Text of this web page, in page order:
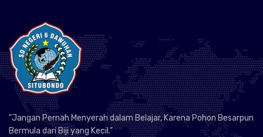
"Jangan Pernah Menyerah dalam Belajar, Karena Pohon Besarpun
Bermula dari Biji yang Kecil."